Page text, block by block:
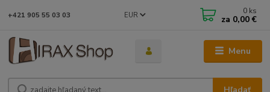
Menu
EUR
Hľadať
+421 905 55 03 03 0 ks
za 0,00 €